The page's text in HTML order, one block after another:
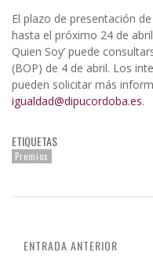
El plazo de presentación
hasta el próximo 24 de
Quien Soy’ puede
(BOP) de 4 de abril. Los
pueden solicitar más
igualdad@dipucordoba.es.
ETIQUETAS
Premios
ENTRADA ANTERIOR